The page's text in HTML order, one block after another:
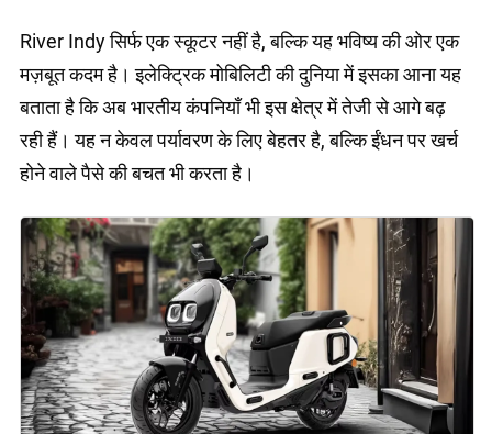
River Indy सिर्फ एक स्कूटर नहीं है, बल्कि यह भविष्य की ओर एक
मज़बूत कदम है। इलेक्ट्रिक मोबिलिटी की दुनिया में इसका आना यह
बताता है कि अब भारतीय कंपनियाँ भी इस क्षेत्र में तेजी से आगे बढ़
रही हैं। यह न केवल पर्यावरण के लिए बेहतर है, बल्कि ईंधन पर खर्च
होने वाले पैसे की बचत भी करता है।